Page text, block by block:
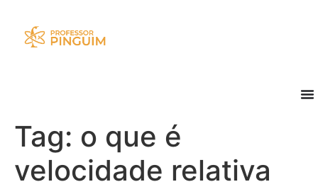
Tag: o que é
velocidade relativa